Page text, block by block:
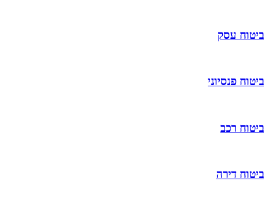
ביטוח עסק
ביטוח פנסיוני
ביטוח רכב
ביטוח דירה